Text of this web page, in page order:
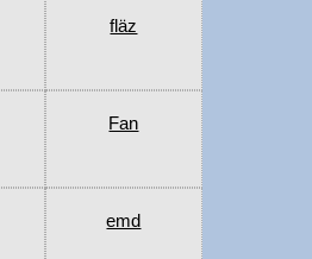
fläz
Fan
emd